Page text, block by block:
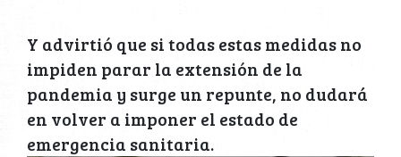
Y advirtió que si todas estas medidas no
impiden parar la extensión de la
pandemia y surge un repunte, no dudará
en volver a imponer el estado de
emergencia sanitaria.